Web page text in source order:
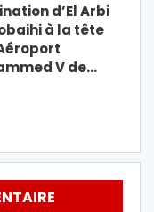
d’El Arbi
à la tête
V de…